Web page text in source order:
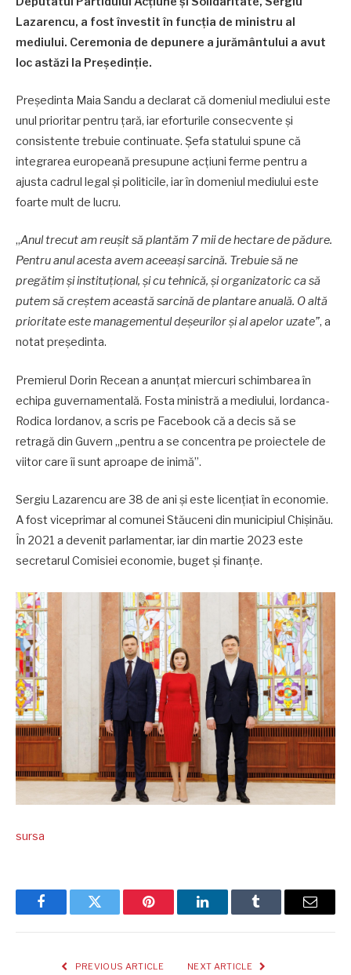
Lazarencu, a fost învestit în funcția de ministru al
mediului. Ceremonia de depunere a jurământului a avut
loc astăzi la Președinție.
Președinta Maia Sandu a declarat că domeniul mediului este
unul prioritar pentru țară, iar eforturile consecvente și
consistente trebuie continuate. Șefa statului spune că
integrarea europeană presupune acțiuni ferme pentru a
ajusta cadrul legal și politicile, iar în domeniul mediului este
foarte mult de lucru.
„Anul trecut am reușit să plantăm 7 mii de hectare de pădure.
Pentru anul acesta avem aceeași sarcină. Trebuie să ne
pregătim și instituțional, și cu tehnică, și organizatoric ca să
putem să creștem această sarcină de plantare anuală. O altă
prioritate este managementul deșeurilor și al apelor uzate”, a
notat președinta.
Premierul Dorin Recean a anunțat miercuri schimbarea în
echipa guvernamentală. Fosta ministră a mediului, Iordanca-
Rodica Iordanov, a scris pe Facebook că a decis să se
retragă din Guvern „pentru a se concentra pe proiectele de
viitor care îi sunt aproape de inimă”.
Sergiu Lazarencu are 38 de ani și este licențiat în economie.
A fost viceprimar al comunei Stăuceni din municipiul Chișinău.
În 2021 a devenit parlamentar, iar din martie 2023 este
secretarul Comisiei economie, buget și finanțe.
sursa
FacebookTwitter Pinterest LinkedInTumblr Email
PREVIOUS ARTICLE NEXT ARTICLE